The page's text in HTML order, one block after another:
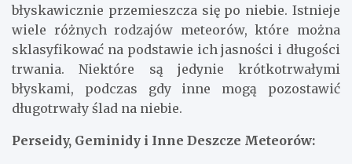
błyskawicznie przemieszcza się po niebie. Istnieje
wiele różnych rodzajów meteorów, które można
sklasyfikować na podstawie ich jasności i długości
trwania. Niektóre są jedynie krótkotrwałymi
błyskami, podczas gdy inne mogą pozostawić
długotrwały ślad na niebie.
Perseidy, Geminidy i Inne Deszcze Meteorów: